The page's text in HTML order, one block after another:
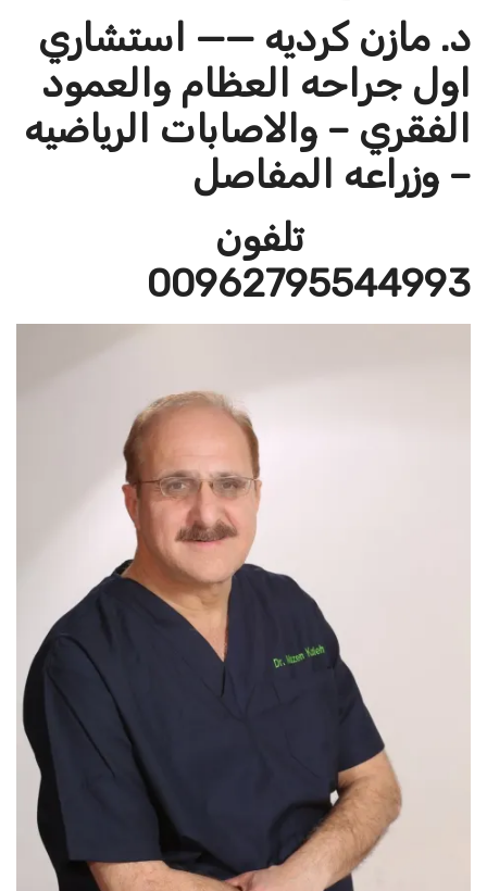
د. مازن كرديه —— استشاري
اول جراحه العظام والعمود
الفقري – والاصابات الرياضيه
– وزراعه المفاصل
تلفون
00962795544993